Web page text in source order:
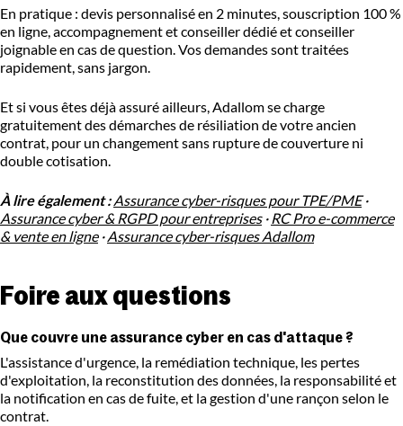
En pratique : devis personnalisé en 2 minutes, souscription 100 %
en ligne, accompagnement et conseiller dédié et conseiller
joignable en cas de question. Vos demandes sont traitées
rapidement, sans jargon.
Et si vous êtes déjà assuré ailleurs, Adallom se charge
gratuitement des démarches de résiliation de votre ancien
contrat, pour un changement sans rupture de couverture ni
double cotisation.
À lire également : Assurance cyber-risques pour TPE/PME·
Assurance cyber & RGPD pour entreprises· RC Pro e-commerce
& vente en ligne·Assurance cyber-risques Adallom
Foire aux questions
Que couvre une assurance cyber en cas d'attaque ?
L'assistance d'urgence, la remédiation technique, les pertes
d'exploitation, la reconstitution des données, la responsabilité et
la notification en cas de fuite, et la gestion d'une rançon selon le
contrat.